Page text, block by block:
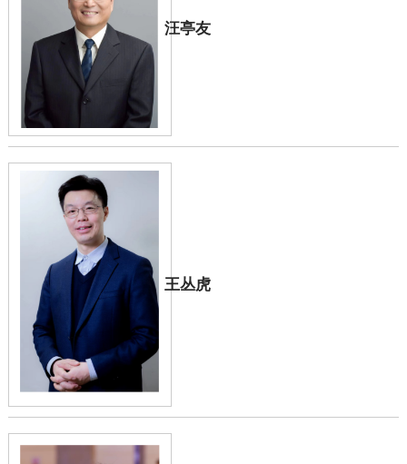
汪亭友
王丛虎